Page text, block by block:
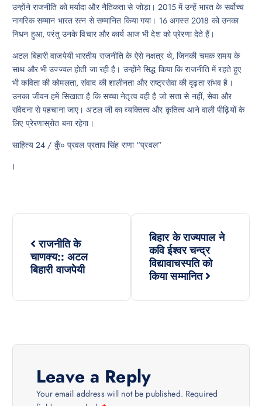
उन्होंने राजनीति को मर्यादा और नैतिकता से जोड़ा। 2015 में उन्हें भारत के सर्वोच्च
नागरिक सम्मान भारत रत्न से सम्मानित किया गया। 16 अगस्त 2018 को उनका
निधन हुआ, परंतु उनके विचार और कार्य आज भी देश को प्रेरणा देते हैं।
अटल बिहारी वाजपेयी भारतीय राजनीति के ऐसे नक्षत्र थे, जिनकी चमक समय के
साथ और भी उज्ज्वल होती जा रही है। उन्होंने सिद्ध किया कि राजनीति में रहते हुए
भी कविता की कोमलता, संवाद की शालीनता और राष्ट्रसेवा की दृढ़ता संभव है।
उनका जीवन हमें सिखाता है कि सच्चा नेतृत्व वही है जो सत्ता से नहीं, सेवा और
संवेदना से पहचाना जाए। अटल जी का व्यक्तित्व और कृतित्व आने वाली पीढ़ियों के
लिए प्रेरणास्रोत बना रहेगा।
साहित्य 24 / कुँ० प्रवल प्रताप सिंह राणा “प्रवल”
I
P
n
राजनीति के
चाणक्य:: अटल
बिहारी वाजपेयी
बिहार के राज्यपाल ने
कवि ईश्वर चन्द्र
विद्यावाचस्पति को
किया सम्मानित
Leave a Reply
Your email address will not be published. Required